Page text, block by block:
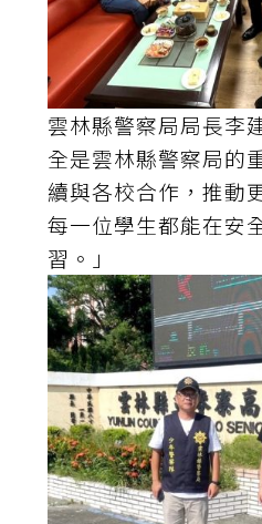
雲林縣警察局局長李
全是雲林縣警察局的
續與各校合作，推動
每一位學生都能在安
習。」